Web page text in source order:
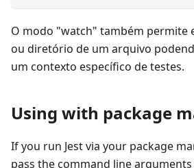
O modo "watch" também permite
ou diretório de um arquivo
um contexto específico de testes.
Using with package
If you run Jest via your package
pass the command line arguments